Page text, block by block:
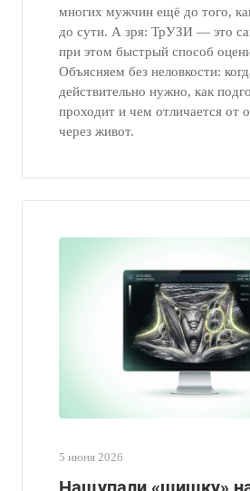
многих мужчин ещё до того,
до сути. А зря: ТрУЗИ — это
при этом быстрый способ
Объясняем без неловкости:
действительно нужно, как
проходит и чем отличается от
через живот.
5 июня 2026